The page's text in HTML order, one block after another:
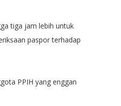
tiga jam lebih untuk
paspor terhadap
PPIH yang enggan